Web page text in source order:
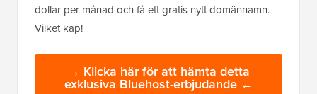
dollar per månad och få ett gratis nytt domännamn.
Vilket kap!
→ Klicka här för att hämta detta
exklusiva Bluehost-erbjudande ←